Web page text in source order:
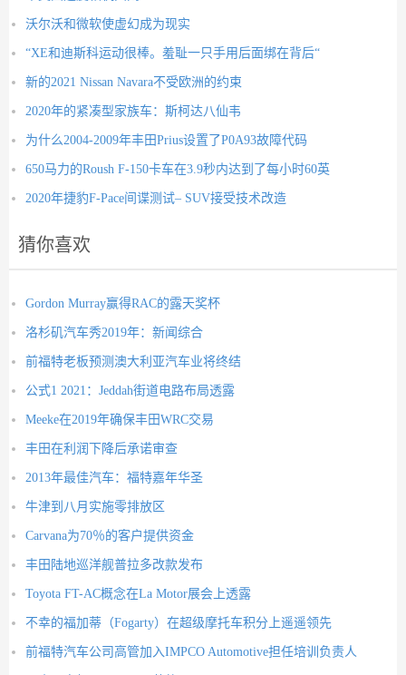
沃尔沃和微软使虚幻成为现实
“XE和迪斯科运动很棒。羞耻一只手用后面绑在背后“
新的2021 Nissan Navara不受欧洲的约束
2020年的紧凑型家族车：斯柯达八仙韦
为什么2004-2009年丰田Prius设置了P0A93故障代码
650马力的Roush F-150卡车在3.9秒内达到了每小时60英
2020年捷豹F-Pace间谍测试– SUV接受技术改造
猜你喜欢
Gordon Murray赢得RAC的露天奖杯
洛杉矶汽车秀2019年：新闻综合
前福特老板预测澳大利亚汽车业将终结
公式1 2021：Jeddah街道电路布局透露
Meeke在2019年确保丰田WRC交易
丰田在利润下降后承诺审查
2013年最佳汽车：福特嘉年华圣
牛津到八月实施零排放区
Carvana为70％的客户提供资金
丰田陆地巡洋舰普拉多改款发布
Toyota FT-AC概念在La Motor展会上透露
不幸的福加蒂（Fogarty）在超级摩托车积分上遥遥领先
前福特汽车公司高管加入IMPCO Automotive担任培训负责人